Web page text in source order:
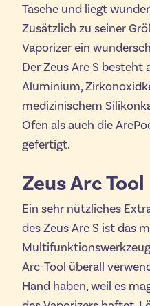
Tasche und liegt
Zusätzlich zu seiner
Vaporizer ein
Der Zeus Arc S besteht
Aluminium,
medizinischem
Ofen als auch die
gefertigt.
Zeus Arc Tool
Ein sehr nützliches
des Zeus Arc S ist das
Arc-Tool überall
Hand haben, weil es